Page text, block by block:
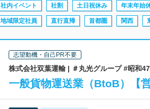
社内イベント 社割 土日祝休み 年末年始
地域限定社員 直行直帰 首都圏 関西
志望動機・自己PR不要
株式会社双葉運輸 | ＃丸光グループ #昭和
一般貨物運送業（BtoB）【